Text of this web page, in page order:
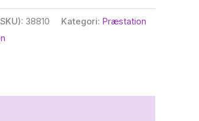
38810 Kategori: Præstation